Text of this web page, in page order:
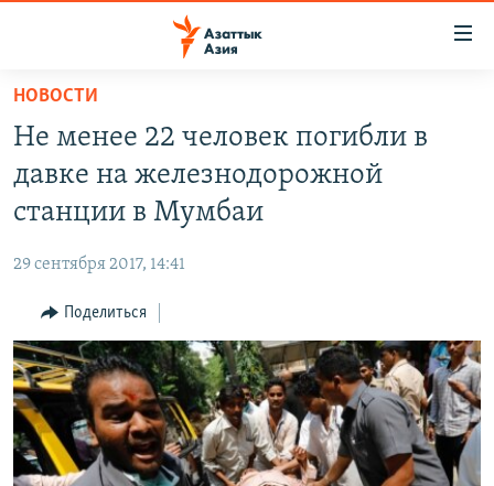
Вернуться
основному
содержанию
главной
навигации
Вернутся
поиску
ТАДЖИКИСТАН
ВОЙНА В УКРАИНЕ
ҚАЗАҚША
КЫРГЫЗЧА
ЎЗБЕКЧА
ТОҶИКӢ
TÜRKMENÇE
Все сайты РСЕ/РС
НОВОСТИ
Не менее 22 человек погибли в
давке на железнодорожной
станции в Мумбаи
29 сентября 2017, 14:41
Поделиться